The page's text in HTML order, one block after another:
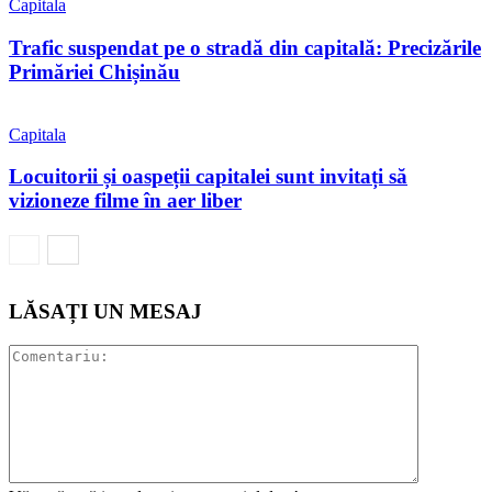
Capitala
Trafic suspendat pe o stradă din capitală: Precizările
Primăriei Chișinău
Capitala
Locuitorii și oaspeții capitalei sunt invitați să
vizioneze filme în aer liber
LĂSAȚI UN MESAJ